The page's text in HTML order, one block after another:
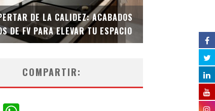
DE LA CALIDEZ: ACABADOS
DE FV PARA ELEVAR TU ESPACIO
EL INODORO
COMPARTIR: